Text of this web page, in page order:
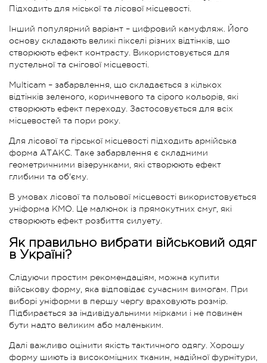
Підходить для міської та лісової місцевості.
Інший популярний варіант – цифровий камуфляж. Його
основу складають великі пікселі різних відтінків, що
створюють ефект контрасту. Використовується для
пустельної та снігової місцевості.
Multicam – забарвлення, що складається з кількох
відтінків зеленого, коричневого та сірого кольорів, які
створюють ефект переходу. Застосовується для всіх
місцевостей та пори року.
Для лісової та гірської місцевості підходить армійська
форма АТАКС. Таке забарвлення є складними
геометричними візерунками, які створюють ефект
глибини та об'єму.
В умовах лісової та польової місцевості використовується
уніформа КМО. Це малюнок із прямокутних смуг, які
створюють ефект розбиття силуету.
Як правильно вибрати військовий одяг
в Україні?
Слідуючи простим рекомендаціям, можна купити
військову форму, яка відповідає сучасним вимогам. При
виборі уніформи в першу чергу враховують розмір.
Підбирається за індивідуальними мірками і не повинен
бути надто великим або маленьким.
Далі важливо оцінити якість тактичного одягу. Хорошу
форму шиють із високоміцних тканин, надійної фурнітури,